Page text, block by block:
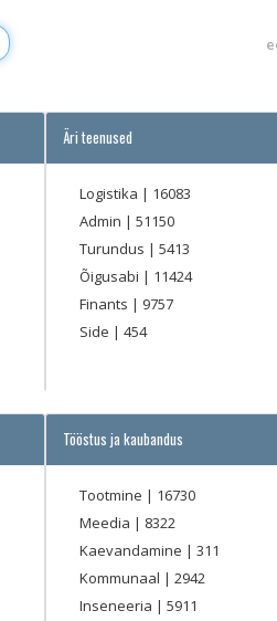
Äri teenused
Logistika | 16083
Admin | 51150
Turundus | 5413
Õigusabi | 11424
Finants | 9757
Side | 454
Tööstus ja kaubandus
Tootmine | 16730
Meedia | 8322
Kaevandamine | 311
Kommunaal | 2942
Inseneeria | 5911